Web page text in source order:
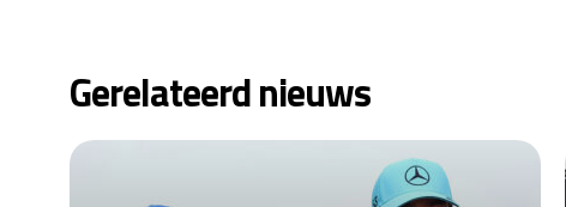
Gerelateerd nieuws